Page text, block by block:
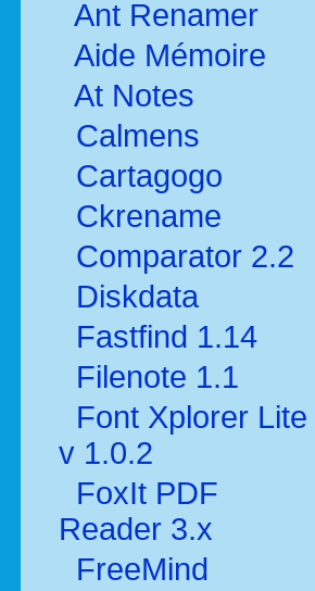
Ant Renamer
Aide Mémoire
At Notes
Calmens
Cartagogo
Ckrename
Comparator 2.2
Diskdata
Fastfind 1.14
Filenote 1.1
Font Xplorer Lite
v 1.0.2
FoxIt PDF
Reader 3.x
FreeMind